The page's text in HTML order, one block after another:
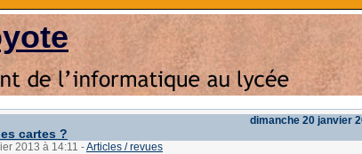
dimanche 20 janvier
cartes ?
2013 à 14:11 -Articles / revues